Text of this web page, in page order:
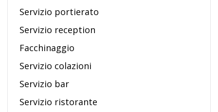
Servizio portierato
Servizio reception
Facchinaggio
Servizio colazioni
Servizio bar
Servizio ristorante